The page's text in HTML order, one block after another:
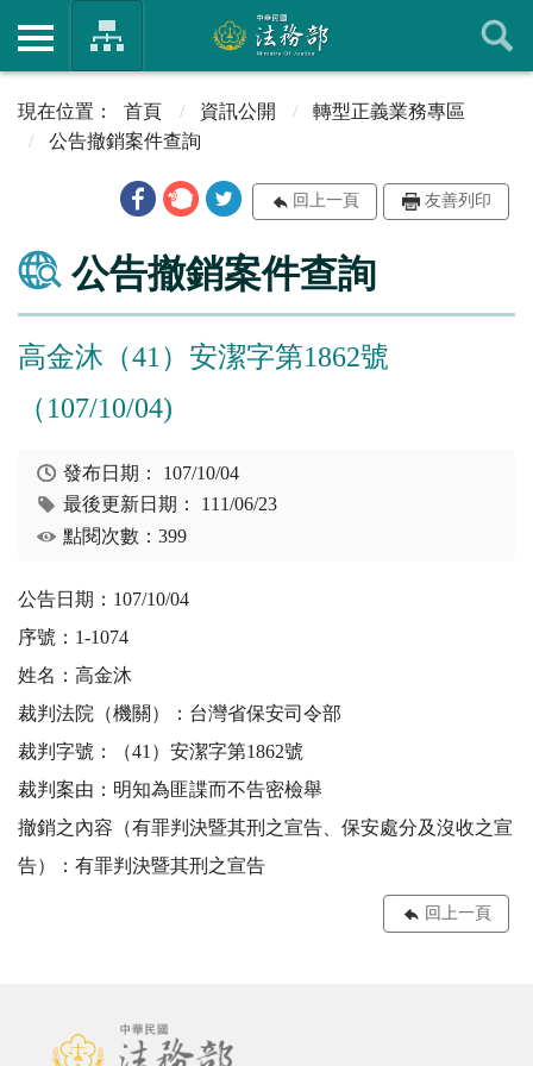
首頁 資訊公開
轉型正義業務專區
公告撤銷案件查詢
回上一頁 友善列印
公告撤銷案件查詢
高金沐（41）安潔字第1862號
（107/10/04)
發布日期： 107/10/04
最後更新日期： 111/06/23
點閱次數：399
公告日期：107/10/04
序號：1-1074
姓名：高金沐
裁判法院（機關）：台灣省保安司令部
裁判字號：（41）安潔字第1862號
裁判案由：明知為匪諜而不告密檢舉
撤銷之內容（有罪判決暨其刑之宣告、保安處分及沒收之宣
告）：有罪判決暨其刑之宣告
回上一頁